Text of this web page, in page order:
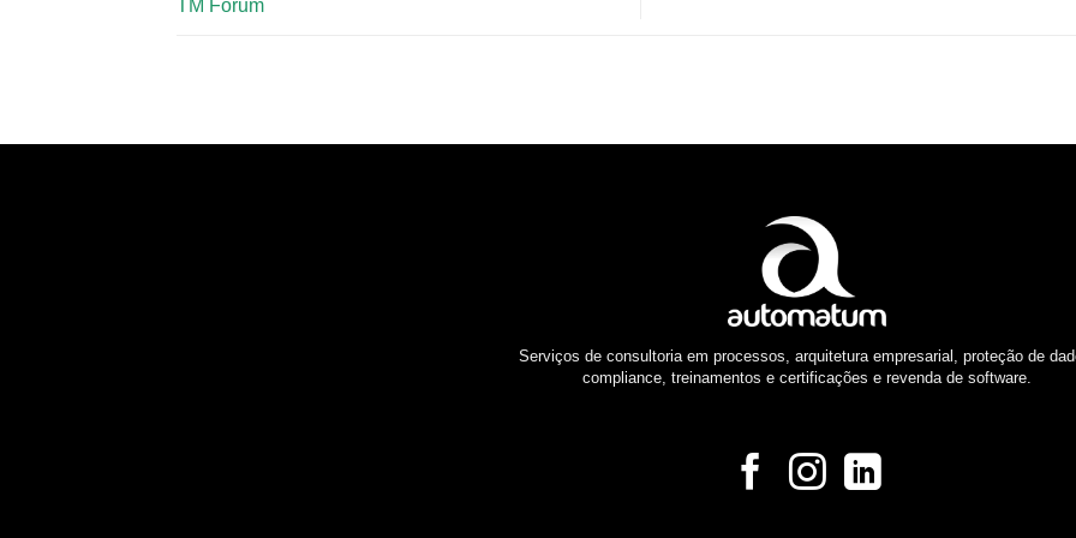
TM Forum
Serviços de consultoria em processos, arquitetura empresarial, proteção de
compliance, treinamentos e certificações e revenda de software.